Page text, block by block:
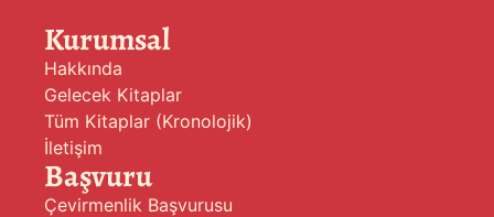
Kurumsal
Hakkında
Gelecek Kitaplar
Tüm Kitaplar (Kronolojik)
İletişim
Başvuru
Çevirmenlik Başvurusu